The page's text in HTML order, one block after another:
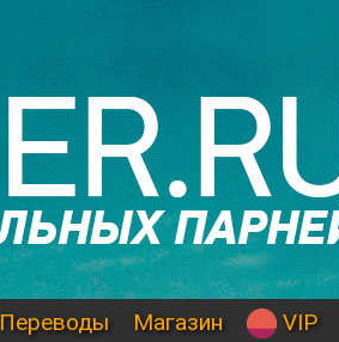
Переводы Магазин VIP